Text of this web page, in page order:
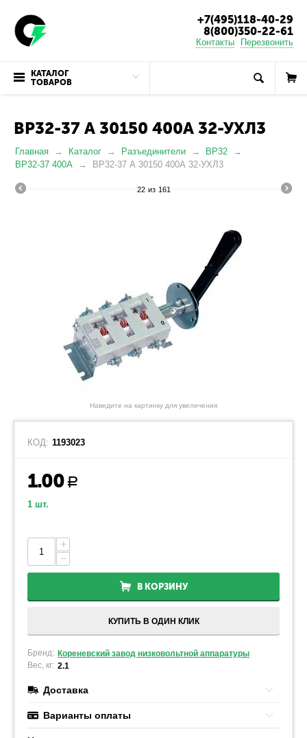
+7(495)118-40-29
8(800)350-22-61
Контакты Перезвонить
КАТАЛОГ
ТОВАРОВ
ВР32-37 А 30150 400А 32-УХЛ3
Главная Каталог Разъединители
ВР32
ВР32-37 400А
ВР32-37 А 30150 400А 32-УХЛ3
22 из 161
Наведите на картинку для увеличения
КОД: 1193023
1.00 Р
1 шт.
+
−
В КОРЗИНУ
КУПИТЬ В ОДИН КЛИК
Бренд: Кореневский завод низковольтной аппаратуры
Вес, кг: 2.1
Доставка
Варианты оплаты